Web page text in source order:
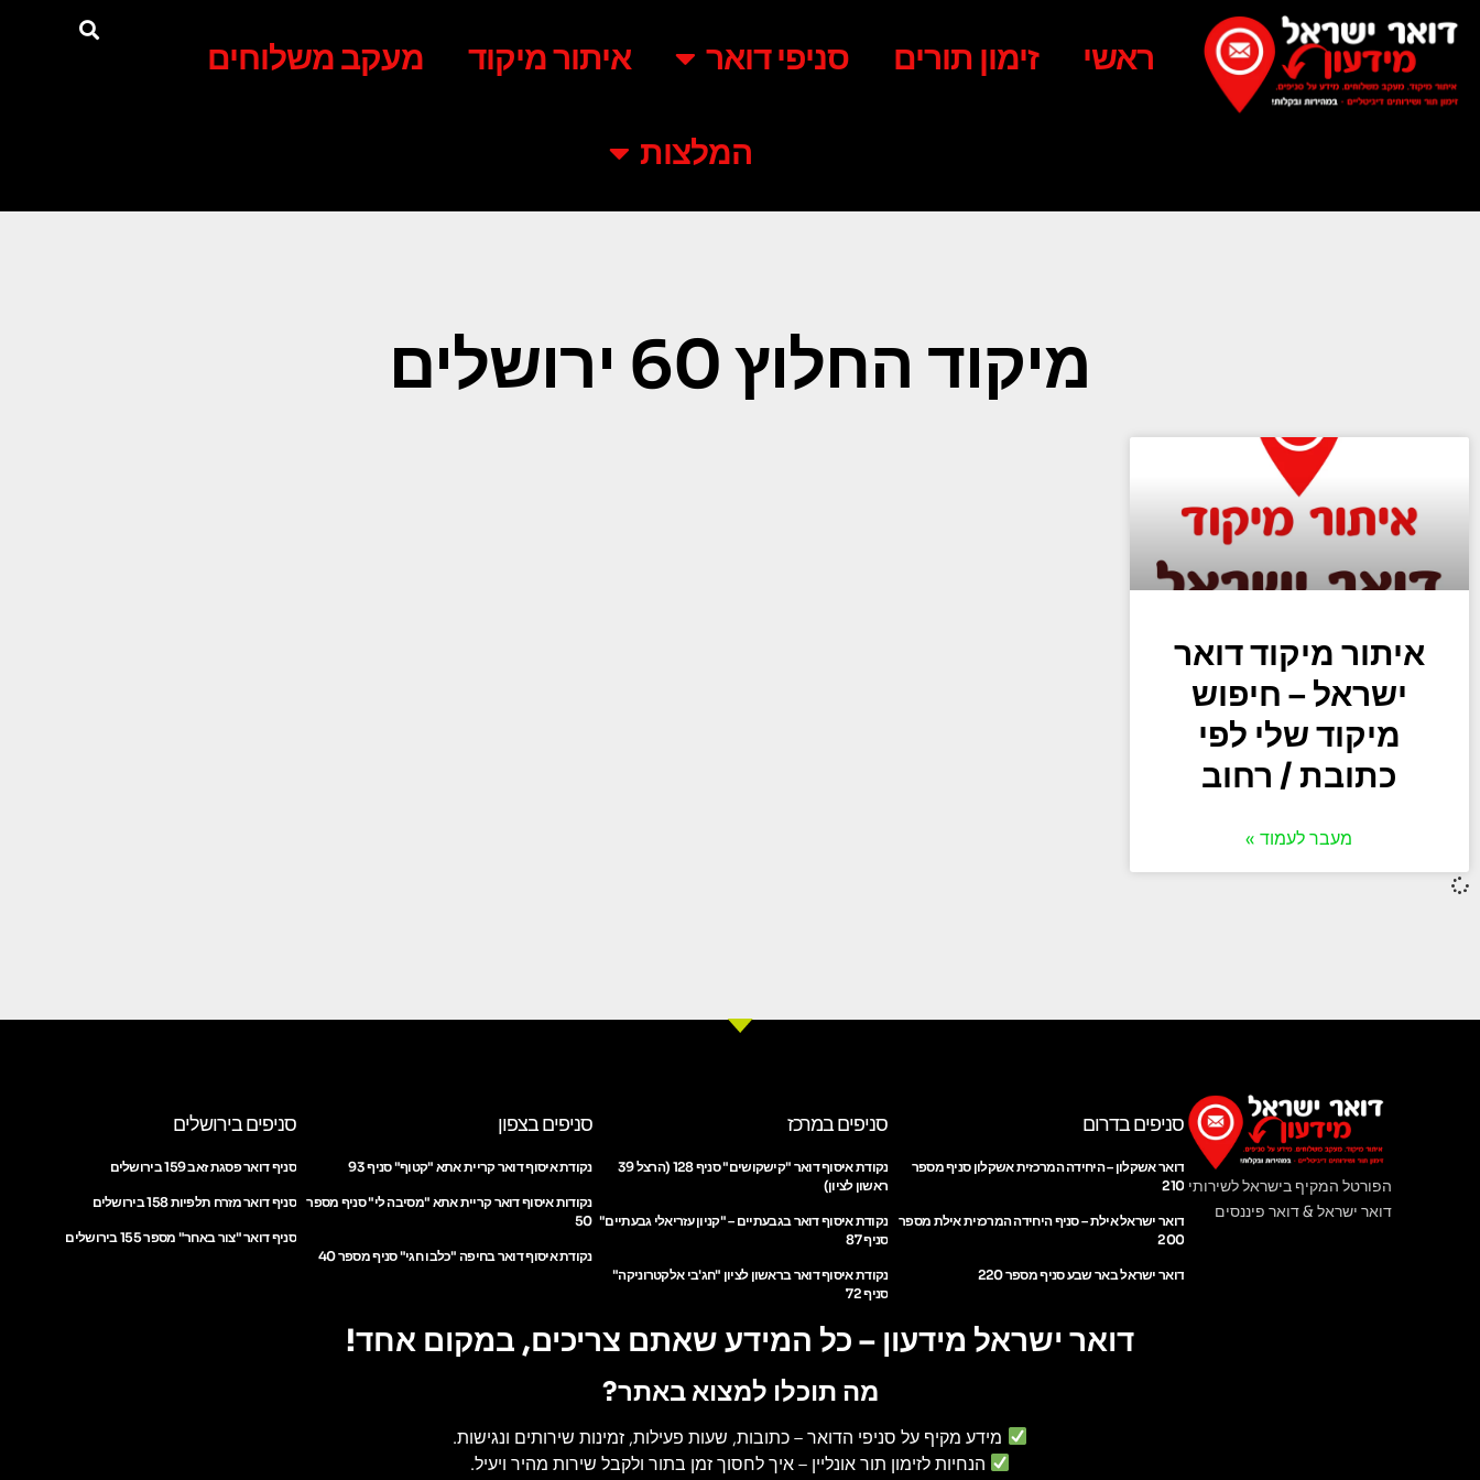
ראשי זימון תורים סניפי דואר איתור מיקוד מעקב משלוחים
המלצות
מיקוד החלוץ 60 ירושלים
איתור מיקוד דואר
ישראל – חיפוש
מיקוד שלי לפי
כתובת / רחוב
מעבר לעמוד »
הפורטל המקיף בישראל לשירותי
דואר ישראל & דואר פיננסים
סניפים בדרום
דואר אשקלון – היחידה המרכזית אשקלון סניף מספר
210
דואר ישראל אילת – סניף היחידה המרכזית אילת מספר
200
דואר ישראל באר שבע סניף מספר 220
סניפים במרכז
נקודת איסוף דואר "קישקושים" סניף 128 (הרצל 39
ראשון לציון)
נקודת איסוף דואר בגבעתיים – "קניון עזריאלי גבעתיים"
סניף 87
נקודת איסוף דואר בראשון לציון "חג'בי אלקטרוניקה"
סניף 72
סניפים בצפון
נקודת איסוף דואר קריית אתא "קטוף" סניף 93
נקודות איסוף דואר קריית אתא "מסיבה לי" סניף מספר
50
נקודת איסוף דואר בחיפה "כלבו חגי" סניף מספר 40
סניפים בירושלים
סניף דואר פסגת זאב 159 בירושלים
סניף דואר מזרח תלפיות 158 בירושלים
סניף דואר "צור באחר" מספר 155 בירושלים
דואר ישראל מידעון – כל המידע שאתם צריכים, במקום אחד!
מה תוכלו למצוא באתר?
מידע מקיף על סניפי הדואר– כתובות, שעות פעילות, זמינות שירותים ונגישות.
הנחיות לזימון תור אונליין – איך לחסוך זמן בתור ולקבל שירות מהיר ויעיל.